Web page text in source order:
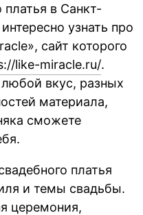
платья в Санкт-
узнать про
сайт которого
like-miracle.ru/.
вкус, разных
материала,
сможете
платья
и темы свадьбы.
церемония,